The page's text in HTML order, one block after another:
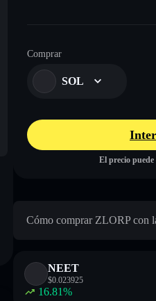
Comprar
SOL
El precio
Cómo comprar ZLORP con
NEET
$0.023925
16.81%